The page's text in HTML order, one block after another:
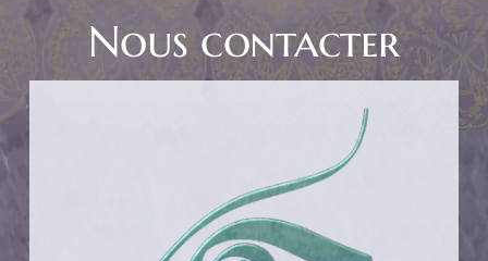
Nous contacter